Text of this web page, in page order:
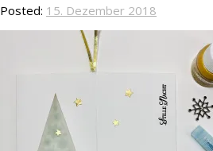
Posted: 15. Dezember 2018